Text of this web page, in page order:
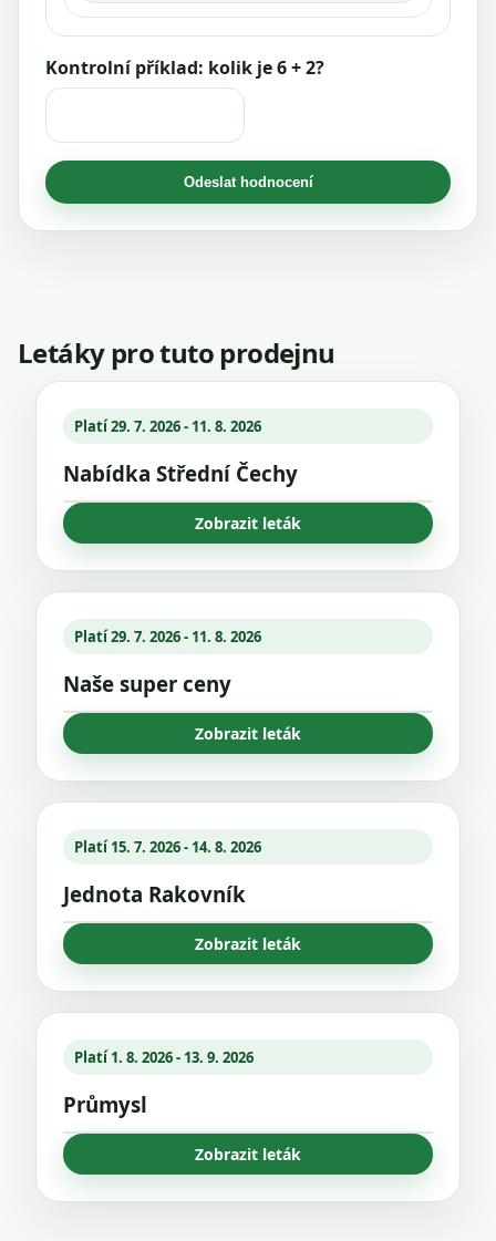
Kontrolní příklad: kolik je 6 + 2?
Odeslat hodnocení
Letáky pro tuto prodejnu
Platí 29. 7. 2026 - 11. 8. 2026
Nabídka Střední Čechy
Zobrazit leták
Platí 29. 7. 2026 - 11. 8. 2026
Naše super ceny
Zobrazit leták
Platí 15. 7. 2026 - 14. 8. 2026
Jednota Rakovník
Zobrazit leták
Platí 1. 8. 2026 - 13. 9. 2026
Průmysl
Zobrazit leták